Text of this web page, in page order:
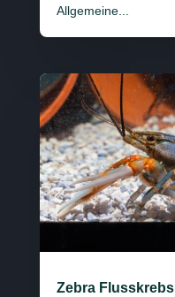
Allgemeine...
Zebra